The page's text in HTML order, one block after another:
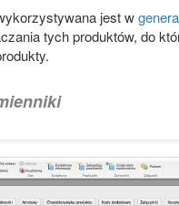
jest w
tych produktów, do